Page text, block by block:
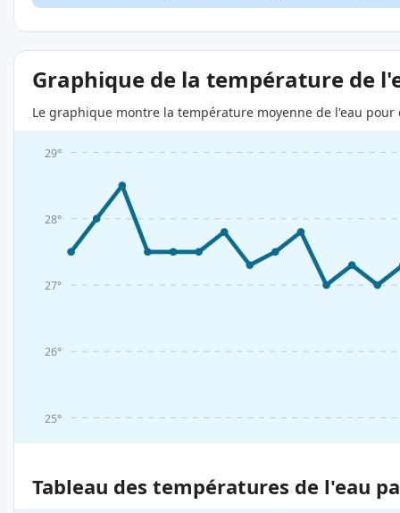
Graphique de la température de
Le graphique montre la température moyenne de l'eau
25°
26°
27°
28°
29°
Tableau des températures de l'eau